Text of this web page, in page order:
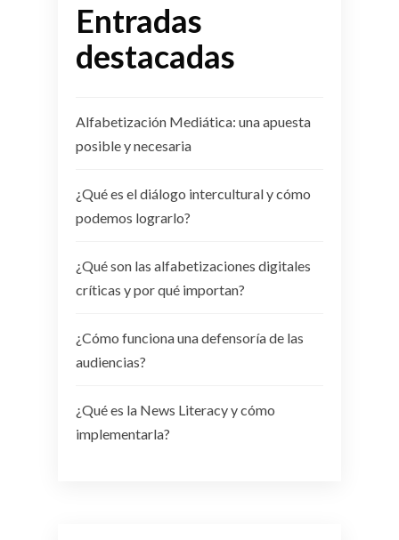
Entradas
destacadas
Alfabetización Mediática: una apuesta
posible y necesaria
¿Qué es el diálogo intercultural y cómo
podemos lograrlo?
¿Qué son las alfabetizaciones digitales
críticas y por qué importan?
¿Cómo funciona una defensoría de las
audiencias?
¿Qué es la News Literacy y cómo
implementarla?